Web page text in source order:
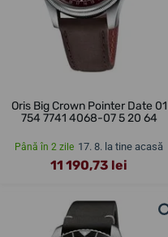
Oris Big Crown Pointer Date 01
754 7741 4068-07 5 20 64
Până în 2 zile 17. 8. la tine acasă
11 190,73 lei